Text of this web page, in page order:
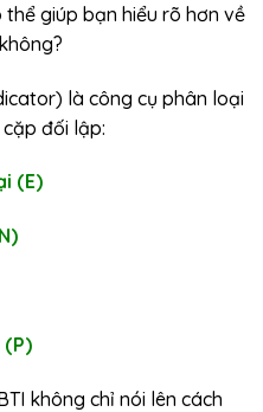
thể giúp bạn hiểu rõ hơn về
là công cụ phân loại
đối lập:
(E)
không chỉ nói lên cách